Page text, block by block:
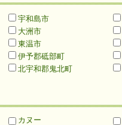
宇和島市
大洲市
東温市
伊予郡砥部町
北宇和郡鬼北町
カヌー